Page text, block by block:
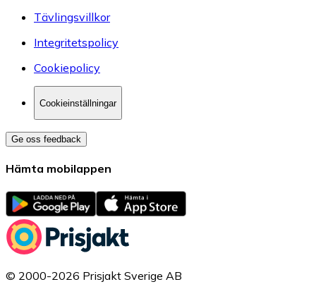
Tävlingsvillkor
Integritetspolicy
Cookiepolicy
Cookieinställningar
Ge oss feedback
Hämta mobilappen
© 2000-2026 Prisjakt Sverige AB